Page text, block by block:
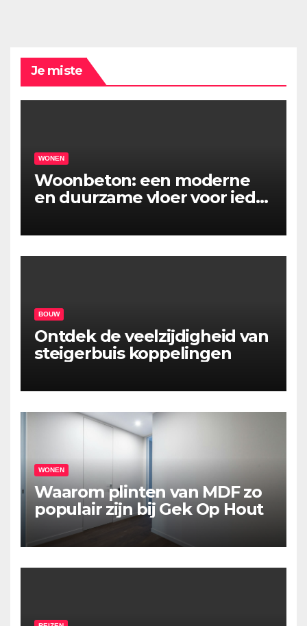
Je miste
WONEN
Woonbeton: een moderne
en duurzame vloer voor ieder
BOUW
Ontdek de veelzijdigheid van
steigerbuis koppelingen
WONEN
Waarom plinten van MDF zo
populair zijn bij Gek Op Hout